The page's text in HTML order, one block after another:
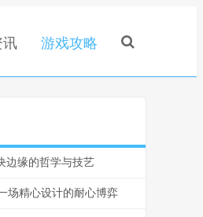
讯 游戏攻略
边缘的哲学与技艺
场精心设计的耐心博弈